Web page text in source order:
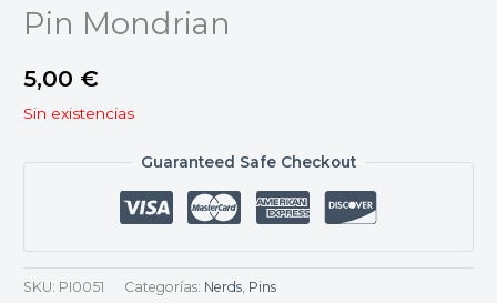
Pin Mondrian
5,00 €
Sin existencias
Guaranteed Safe Checkout
SKU: PI0051 Categorías: Nerds, Pins